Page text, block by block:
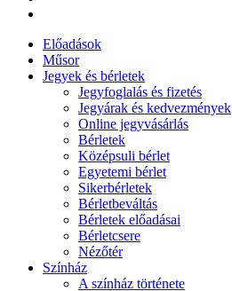
Előadások
Műsor
Jegyek és bérletek
Jegyfoglalás és fizetés
Jegyárak és kedvezmények
Online jegyvásárlás
Bérletek
Középsuli bérlet
Egyetemi bérlet
Sikerbérletek
Bérletbeváltás
Bérletek előadásai
Bérletcsere
Nézőtér
Színház
A színház története